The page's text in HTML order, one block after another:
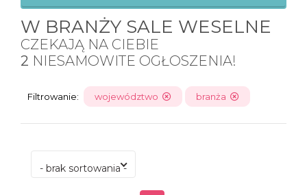
W BRANŻY SALE WESELNE
CZEKAJĄ NA CIEBIE
2 NIESAMOWITE OGŁOSZENIA!
Filtrowanie: województwo branża
- brak sortowania -